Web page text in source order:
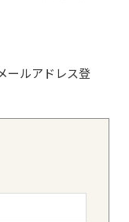
ールアドレス登